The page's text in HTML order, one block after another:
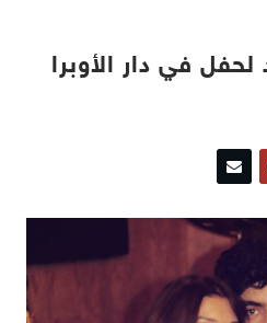
في دار الأوبرا